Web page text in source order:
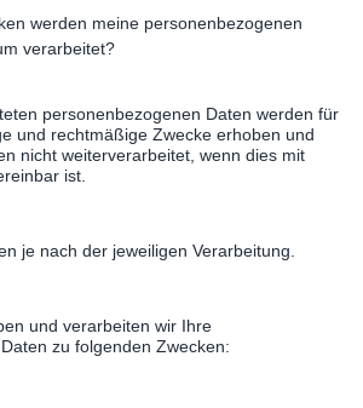
werden meine personenbezogenen
verarbeitet?
personenbezogenen Daten werden für
und rechtmäßige Zwecke erhoben und
nicht weiterverarbeitet, wenn dies mit
ist.
je nach der jeweiligen Verarbeitung.
und verarbeiten wir Ihre
zu folgenden Zwecken: